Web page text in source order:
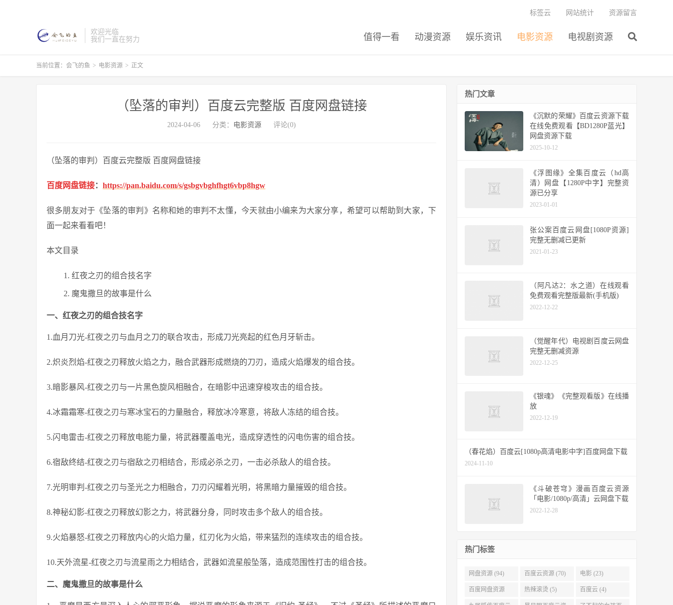
欢迎光临
我们一直在努力
值得一看 动漫资源 娱乐资讯 电影资源 电视剧资源
标签云 网站统计 资源留言
当前位置： 会飞的鱼 > 电影资源 > 正文
（坠落的审判）百度云完整版 百度网盘链接
2024-04-06 分类： 电影资源 评论(0)
（坠落的审判）百度云完整版 百度网盘链接
百度网盘链接： https://pan.baidu.com/s/gsbgvbghfhgt6vbp8hgw
很多朋友对于《坠落的审判》名称和她的审判不太懂，今天就由小编来为大家分享，希望可以帮助到大家，下
面一起来看看吧！
本文目录
红夜之刃的组合技名字
魔鬼撒旦的故事是什么
一、红夜之刃的组合技名字
1.血月刀光-红夜之刃与血月之刀的联合攻击，形成刀光亮起的红色月牙斩击。
2.炽炎烈焰-红夜之刃释放火焰之力，融合武器形成燃烧的刀刃，造成火焰爆发的组合技。
3.暗影暴风-红夜之刃与一片黑色旋风相融合，在暗影中迅速穿梭攻击的组合技。
4.冰霜霜寒-红夜之刃与寒冰宝石的力量融合，释放冰冷寒意，将敌人冻结的组合技。
5.闪电雷击-红夜之刃释放电能力量，将武器覆盖电光，造成穿透性的闪电伤害的组合技。
6.宿敌终结-红夜之刃与宿敌之刃相结合，形成必杀之刃，一击必杀敌人的组合技。
7.光明审判-红夜之刃与圣光之力相融合，刀刃闪耀着光明，将黑暗力量摧毁的组合技。
8.神秘幻影-红夜之刃释放幻影之力，将武器分身，同时攻击多个敌人的组合技。
9.火焰暴怒-红夜之刃释放内心的火焰力量，红刃化为火焰，带来猛烈的连续攻击的组合技。
10.天外流星-红夜之刃与流星雨之力相结合，武器如流星般坠落，造成范围性打击的组合技。
二、魔鬼撒旦的故事是什么
热门文章
《沉默的荣耀》百度云资源下载
在线免费观看【BD1280P蓝光】
网盘资源下载
2025-10-12
《浮图缘》全集百度云（hd高
清）网盘【1280P中字】完整资
源已分享
2023-01-01
张公案百度云网盘[1080P资源]
完整无删减已更新
2021-01-23
（阿凡达2：水之道）在线观看
免费观看完整版最新(手机版)
2022-12-22
（觉醒年代）电视剧百度云网盘
完整无删减资源
2022-12-25
《银魂》《完整观看版》在线播
放
2022-12-19
（春花焰）百度云[1080p高清电影中字]百度网盘下载
2024-11-10
《斗破苍穹》漫画百度云资源
「电影/1080p/高清」云网盘下载
2022-12-28
热门标签
网盘资源 (94) 百度云资源 (70) 电影 (23)
百度网盘资源 热辣滚烫 (5) 百度云 (4)